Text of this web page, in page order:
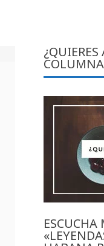
¿QUIERES
ESCUCHA